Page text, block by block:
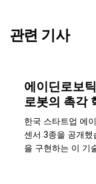
관련 기사
에이딘로보
로봇의 촉각
한국 스타트업 에
센서 3종을 공개했
을 구현하는 이 기